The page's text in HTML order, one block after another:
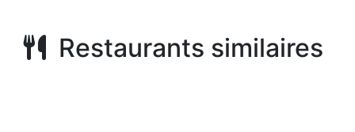
Restaurants similaires